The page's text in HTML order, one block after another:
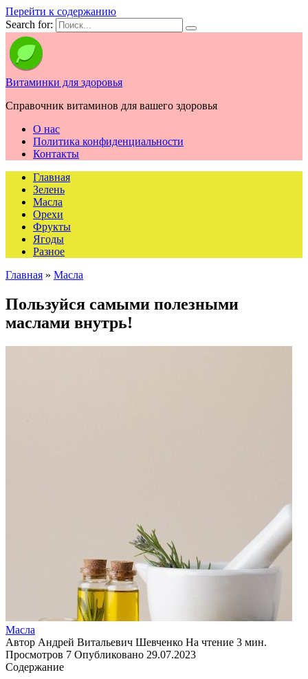
Перейти к содержанию
Search for:
Витаминки для здоровья
Справочник витаминов для вашего здоровья
О нас
Политика конфиденциальности
Контакты
Главная
Зелень
Масла
Орехи
Фрукты
Ягоды
Разное
Главная » Масла
Пользуйся самыми полезными
маслами внутрь!
Масла
Автор Андрей Витальевич Шевченко На чтение 3 мин.
Просмотров 7 Опубликовано 29.07.2023
Содержание